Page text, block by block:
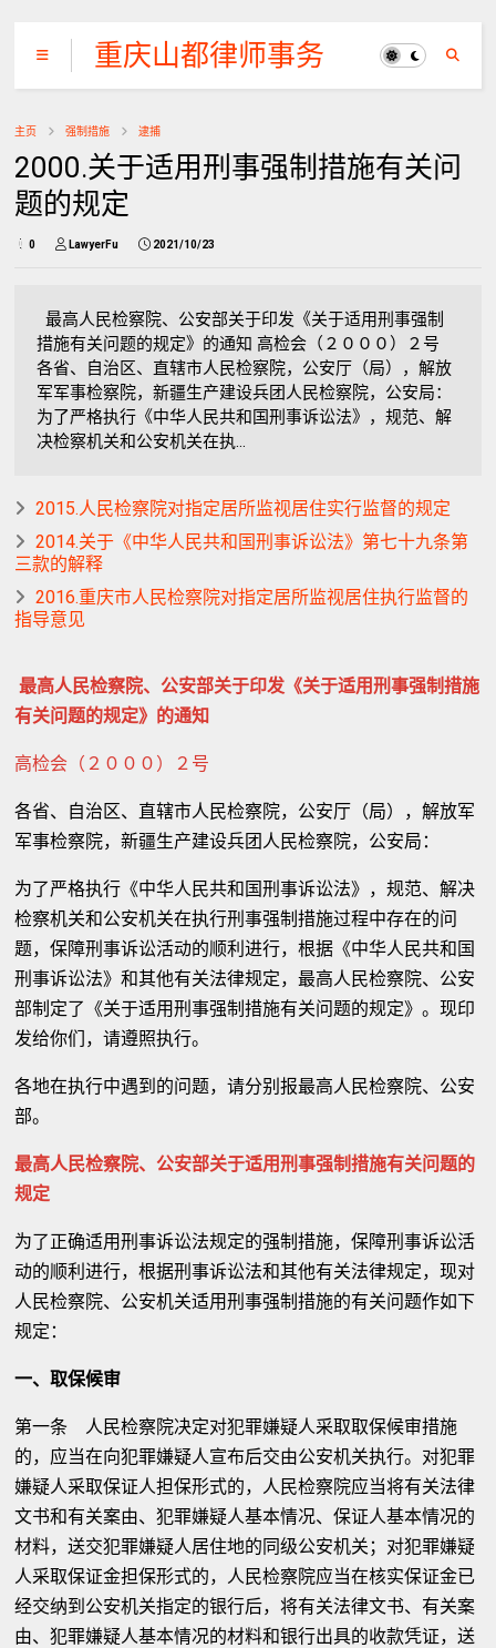
重庆山都律师事务
所
主页 强制措施 逮捕
2000.关于适用刑事强制措施有关问
题的规定
0 LawyerFu 2021/10/23
最高人民检察院、公安部关于印发《关于适用刑事强制
措施有关问题的规定》的通知 高检会（２０００）２号
各省、自治区、直辖市人民检察院，公安厅（局），解放
军军事检察院，新疆生产建设兵团人民检察院，公安局：
为了严格执行《中华人民共和国刑事诉讼法》，规范、解
决检察机关和公安机关在执...
2015.人民检察院对指定居所监视居住实行监督的规定
2014.关于《中华人民共和国刑事诉讼法》第七十九条第
三款的解释
2016.重庆市人民检察院对指定居所监视居住执行监督的
指导意见
最高人民检察院、公安部关于印发《关于适用刑事强制措施
有关问题的规定》的通知
高检会（２０００）２号
各省、自治区、直辖市人民检察院，公安厅（局），解放军
军事检察院，新疆生产建设兵团人民检察院，公安局：
为了严格执行《中华人民共和国刑事诉讼法》，规范、解决
检察机关和公安机关在执行刑事强制措施过程中存在的问
题，保障刑事诉讼活动的顺利进行，根据《中华人民共和国
刑事诉讼法》和其他有关法律规定，最高人民检察院、公安
部制定了《关于适用刑事强制措施有关问题的规定》。现印
发给你们，请遵照执行。
各地在执行中遇到的问题，请分别报最高人民检察院、公安
部。
最高人民检察院、公安部关于适用刑事强制措施有关问题的
规定
为了正确适用刑事诉讼法规定的强制措施，保障刑事诉讼活
动的顺利进行，根据刑事诉讼法和其他有关法律规定，现对
人民检察院、公安机关适用刑事强制措施的有关问题作如下
规定：
一、取保候审
第一条 人民检察院决定对犯罪嫌疑人采取取保候审措施
的，应当在向犯罪嫌疑人宣布后交由公安机关执行。对犯罪
嫌疑人采取保证人担保形式的，人民检察院应当将有关法律
文书和有关案由、犯罪嫌疑人基本情况、保证人基本情况的
材料，送交犯罪嫌疑人居住地的同级公安机关；对犯罪嫌疑
人采取保证金担保形式的，人民检察院应当在核实保证金已
经交纳到公安机关指定的银行后，将有关法律文书、有关案
由、犯罪嫌疑人基本情况的材料和银行出具的收款凭证，送